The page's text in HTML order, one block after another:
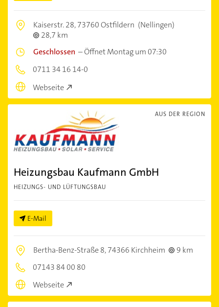
Kaiserstr. 28,73760 Ostfildern (Nellingen)
28,7 km
Geschlossen –Öffnet Montag um 07:30
0711 34 16 14-0
Webseite
AUS DER REGION
Heizungsbau Kaufmann GmbH
HEIZUNGS- UND LÜFTUNGSBAU
E-Mail
Bertha-Benz-Straße 8,74366 Kirchheim
9 km
07143 84 00 80
Webseite